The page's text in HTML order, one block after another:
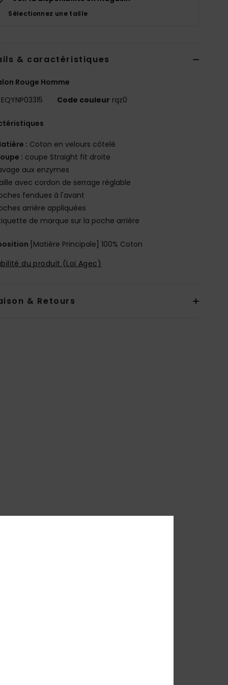
Sélectionnez une taille
& caractéristiques
Rouge Homme
EQYNP03315 Code couleur rqz0
: Coton en velours côtelé
: coupe Straight fit droite
aux enzymes
avec cordon de serrage réglable
fendues à l'avant
arrière appliquées
de marque sur la poche arrière
[Matière Principale] 100% Coton
du produit (Loi Agec)
& Retours